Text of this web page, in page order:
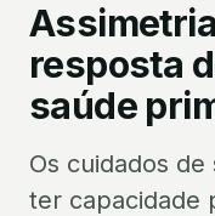
resposta
saúde
Os cuidados
ter capacidade